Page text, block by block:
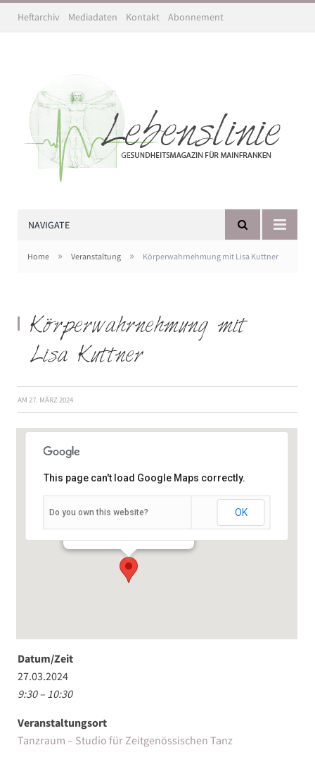
Heftarchiv Mediadaten Kontakt Abonnement
NAVIGATE
Home » Veranstaltung » Körperwahrnehmung mit Lisa Kuttner
Körperwahrnehmung mit
Lisa Kuttner
AM 27. MÄRZ 2024
Veranstaltungen
This page can't load Google Maps correctly.
Do you own this website? OK
Datum/Zeit
27.03.2024
9:30 – 10:30
Veranstaltungsort
Tanzraum – Studio für Zeitgenössischen Tanz